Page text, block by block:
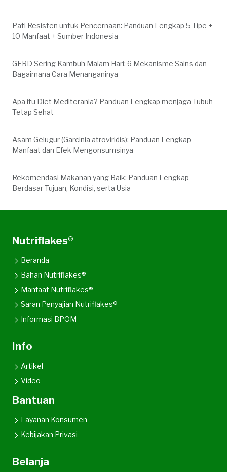
Pati Resisten untuk Pencernaan: Panduan Lengkap 5 Tipe +
10 Manfaat + Sumber Indonesia
GERD Sering Kambuh Malam Hari: 6 Mekanisme Sains dan
Bagaimana Cara Menanganinya
Apa itu Diet Mediterania? Panduan Lengkap menjaga Tubuh
Tetap Sehat
Asam Gelugur (Garcinia atroviridis): Panduan Lengkap
Manfaat dan Efek Mengonsumsinya
Rekomendasi Makanan yang Baik: Panduan Lengkap
Berdasar Tujuan, Kondisi, serta Usia
Nutriflakes®
Beranda
Bahan Nutriflakes®
Manfaat Nutriflakes®
Saran Penyajian Nutriflakes®
Informasi BPOM
Info
Artikel
Video
Bantuan
Layanan Konsumen
Kebijakan Privasi
Belanja